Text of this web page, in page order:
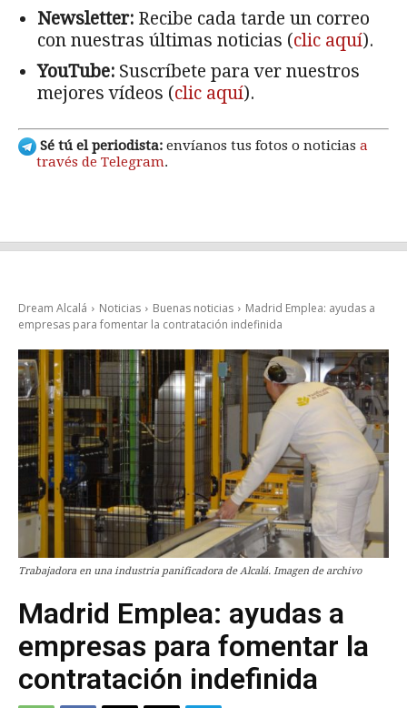
Newsletter: Recibe cada tarde un correo
con nuestras últimas noticias (clic aquí).
YouTube: Suscríbete para ver nuestros
mejores vídeos (clic aquí).
Sé tú el periodista: envíanos tus fotos o noticias a
través de Telegram.